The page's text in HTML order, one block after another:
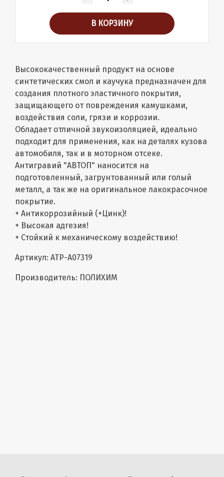
В КОРЗИНУ
Высококачественный продукт на основе
синтетических смол и каучука предназначен для
создания плотного эластичного покрытия,
защищающего от повреждения камушками,
воздействия соли, грязи и коррозии.
Обладает отличной звукоизоляцией, идеально
подходит для применения, как на деталях кузова
автомобиля, так и в моторном отсеке.
Антигравий "АВТОП" наносится на
подготовленный, загрунтованный или голый
металл, а так же на оригинальное лакокрасочное
покрытие.
+ Антикоррозийный (+Цинк)!
+ Высокая адгезия!
+ Стойкий к механическому воздействию!
Артикул: ATP-A07319
Производитель: ПОЛИХИМ